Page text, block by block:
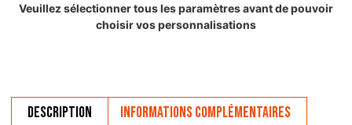
Veuillez sélectionner tous les paramètres avant de pouvoir
choisir vos personnalisations
Description Informations complémentaires